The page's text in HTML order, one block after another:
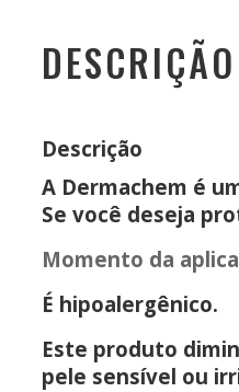
Descrição
A Dermachem é
Se você deseja
Momento da
É hipoalergênico.
Este produto
pele sensível ou